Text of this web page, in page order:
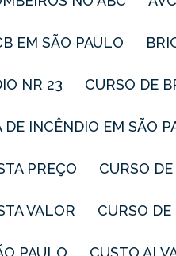
EM SÃO PAULO
NR 23 CURSO DE
DE INCÊNDIO EM SÃO
PREÇO CURSO
VALOR CURSO
PAULO CUSTO